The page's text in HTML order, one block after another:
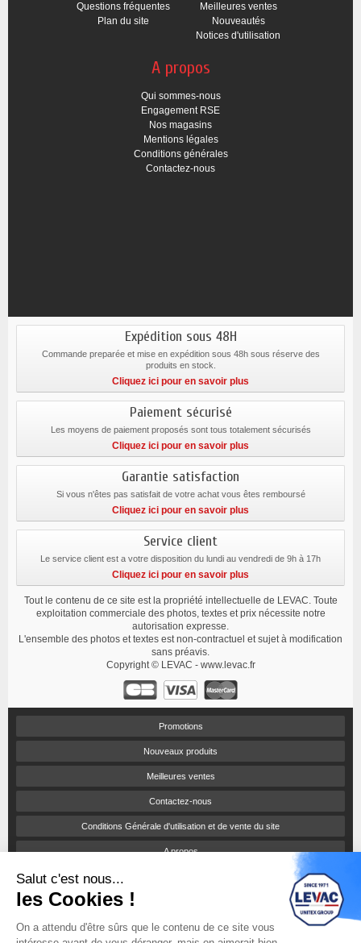
Questions fréquentes
Plan du site
Meilleures ventes
Nouveautés
Notices d'utilisation
A propos
Qui sommes-nous
Engagement RSE
Nos magasins
Mentions légales
Conditions générales
Contactez-nous
Expédition sous 48H
Commande preparée et mise en expédition sous 48h sous réserve des
produits en stock.
Cliquez ici pour en savoir plus
Paiement sécurisé
Les moyens de paiement proposés sont tous totalement sécurisés
Cliquez ici pour en savoir plus
Garantie satisfaction
Si vous n'êtes pas satisfait de votre achat vous êtes remboursé
Cliquez ici pour en savoir plus
Service client
Le service client est a votre disposition du lundi au vendredi de 9h à 17h
Cliquez ici pour en savoir plus
Tout le contenu de ce site est la propriété intellectuelle de LEVAC. Toute
exploitation commerciale des photos, textes et prix nécessite notre
autorisation expresse.
L'ensemble des photos et textes est non-contractuel et sujet à modification
sans préavis.
Copyright © LEVAC - www.levac.fr
Promotions
Nouveaux produits
Meilleures ventes
Contactez-nous
Conditions Générale d'utilisation et de vente du site
A propos
Politique de confidentialité
Catalogues et tarifs
Salut c'est nous...
les Cookies !
On a attendu d'être sûrs que le contenu de ce site vous